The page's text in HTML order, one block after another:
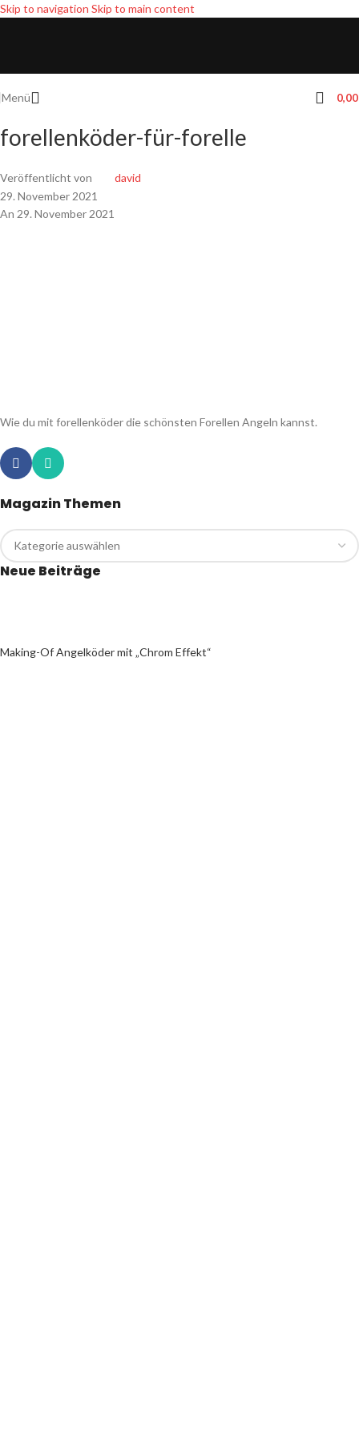
Skip to navigation Skip to main content
Menü
forellenköder-für-forelle
Veröffentlicht von
david
29. November 2021
An 29. November 2021
Wie du mit forellenköder die schönsten Forellen Angeln kannst.
Magazin Themen
Neue Beiträge
Making-Of Angelköder mit „Chrom Effekt“